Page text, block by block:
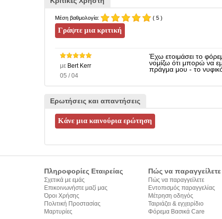
Μέση βαθμολογία: ( 5 )
με Bert Kerr
05 / 04
Έχω ετοιμάσει το
νομίζω ότι μπορώ να
πράγμα μου - το
Ερωτήσεις και απαντήσεις
Πληροφορίες Εταιρείας
Σχετικά με εμάς
Επικοινωνήστε μαζί μας
Όροι Χρήσης
Πολιτική Προστασίας
Προσωπικών Δεδομένων
Μαρτυρίες
Πώς να παραγγείλετε
Πώς να παραγγείλετε
Εντοπισμός παραγγελίας
Μέτρηση οδηγός
Ταιριάζει & εγχειρίδιο
σύνταξης κειμένων
Φόρεμα Βασικά Care